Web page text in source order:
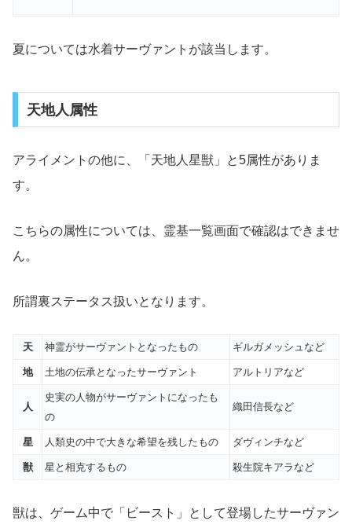
夏については水着サーヴァントが該当します。
天地人属性
アライメントの他に、「天地人星獣」と5属性がありま
す。
こちらの属性については、霊基一覧画面で確認はできませ
ん。
所謂裏ステータス扱いとなります。
天 神霊がサーヴァントとなったもの ギルガメッシュなど
地 土地の伝承となったサーヴァント アルトリアなど
人
史実の人物がサーヴァントになったも
の
織田信長など
星 人類史の中で大きな希望を残したもの ダヴィンチなど
獣 星と相克するもの 殺生院キアラなど
獣は、ゲーム中で「ビースト」として登場したサーヴァン